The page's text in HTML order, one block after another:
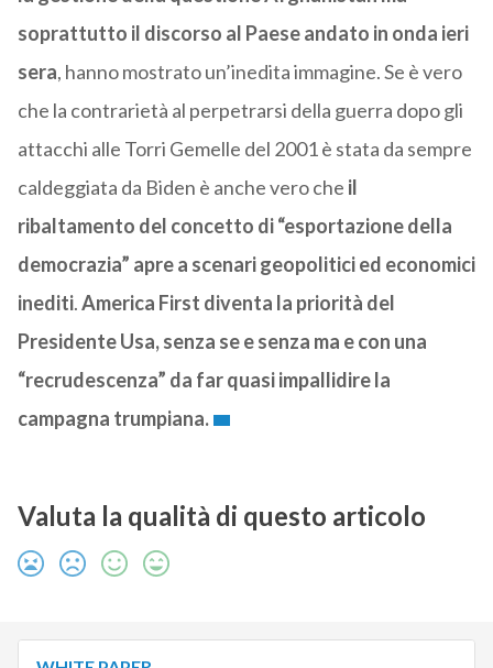
soprattutto il discorso al Paese andato in onda ieri
sera, hanno mostrato un’inedita immagine. Se è vero
che la contrarietà al perpetrarsi della guerra dopo gli
attacchi alle Torri Gemelle del 2001 è stata da sempre
caldeggiata da Biden è anche vero che il
ribaltamento del concetto di “esportazione della
democrazia” apre a scenari geopolitici ed economici
inediti.America First diventa la priorità del
Presidente Usa, senza se e senza ma e con una
“recrudescenza” da far quasi impallidire la
campagna trumpiana.
Valuta la qualità di questo articolo